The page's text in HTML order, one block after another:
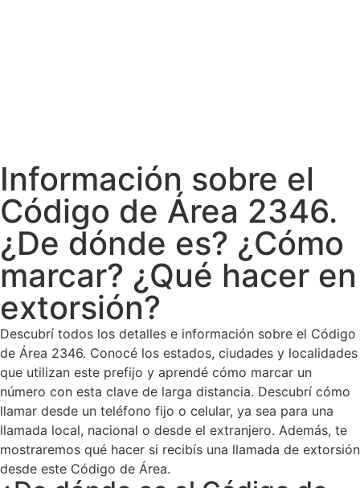
Información sobre el
Código de Área 2346.
¿De dónde es? ¿Cómo
marcar? ¿Qué hacer en
extorsión?
Descubrí todos los detalles e información sobre el Código
de Área 2346. Conocé los estados, ciudades y localidades
que utilizan este prefijo y aprendé cómo marcar un
número con esta clave de larga distancia. Descubrí cómo
llamar desde un teléfono fijo o celular, ya sea para una
llamada local, nacional o desde el extranjero. Además, te
mostraremos qué hacer si recibís una llamada de extorsión
desde este Código de Área.